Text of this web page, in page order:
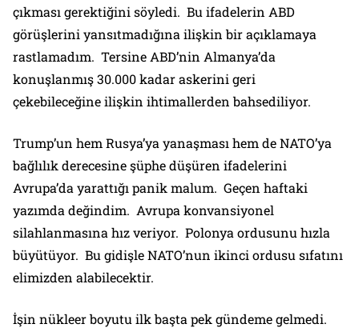
çıkması gerektiğini söyledi. Bu ifadelerin ABD
görüşlerini yansıtmadığına ilişkin bir açıklamaya
rastlamadım. Tersine ABD’nin Almanya’da
konuşlanmış 30.000 kadar askerini geri
çekebileceğine ilişkin ihtimallerden bahsediliyor.
Trump’un hem Rusya’ya yanaşması hem de NATO’ya
bağlılık derecesine şüphe düşüren ifadelerini
Avrupa’da yarattığı panik malum. Geçen haftaki
yazımda değindim. Avrupa konvansiyonel
silahlanmasına hız veriyor. Polonya ordusunu hızla
büyütüyor. Bu gidişle NATO’nun ikinci ordusu sıfatını
elimizden alabilecektir.
İşin nükleer boyutu ilk başta pek gündeme gelmedi.